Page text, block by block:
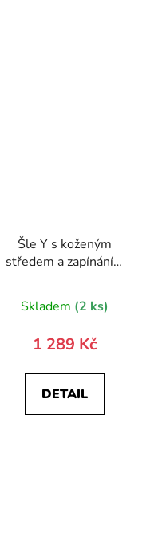
Šle Y s koženým
středem a zapínáním
dřevěné dárkové
krabičce 876-
Skladem (2 ks)
1 289 Kč
DETAIL